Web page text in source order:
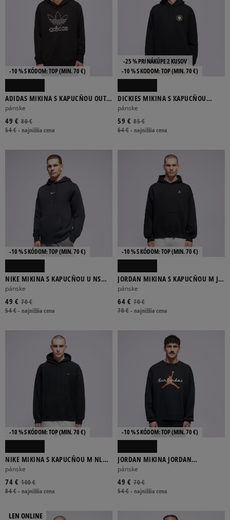
-10 % S KÓDOM: TOP (MIN. 70 €)
ADIDAS MIKINA S KAPUCŇOU OUTL
TREF HDY
pánske
80 €
49 €
54 €-najnižšia cena
-10 % S KÓDOM: TOP (MIN. 70 €)
-25 % PRI NÁKÚPE 2 KUSOV
DICKIES MIKINA S KAPUCŇOU
WRENCH HOODIE
pánske
85 €
59 €
64 €-najnižšia cena
-10 % S KÓDOM: TOP (MIN. 70 €)
NIKE MIKINA S KAPUCŇOU U NSW
HDY CLUB BB FW
pánske
70 €
49 €
54 €-najnižšia cena
-10 % S KÓDOM: TOP (MIN. 70 €)
JORDAN MIKINA S KAPUCŇOU M J
BRK OVS PO HD
pánske
70 €
64 €
70 €-najnižšia cena
-10 % S KÓDOM: TOP (MIN. 70 €)
NIKE MIKINA S KAPUCŇOU M NL
SOLO SWSH BB PO HOODIE
pánske
100 €
74 €
84 €-najnižšia cena
-10 % S KÓDOM: TOP (MIN. 70 €)
JORDAN MIKINA JORDAN
BROOKLYN
pánske
70 €
49 €
54 €-najnižšia cena
LEN ONLINE